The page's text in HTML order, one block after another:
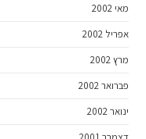
מאי 2002
אפריל 2002
מרץ 2002
פברואר 2002
ינואר 2002